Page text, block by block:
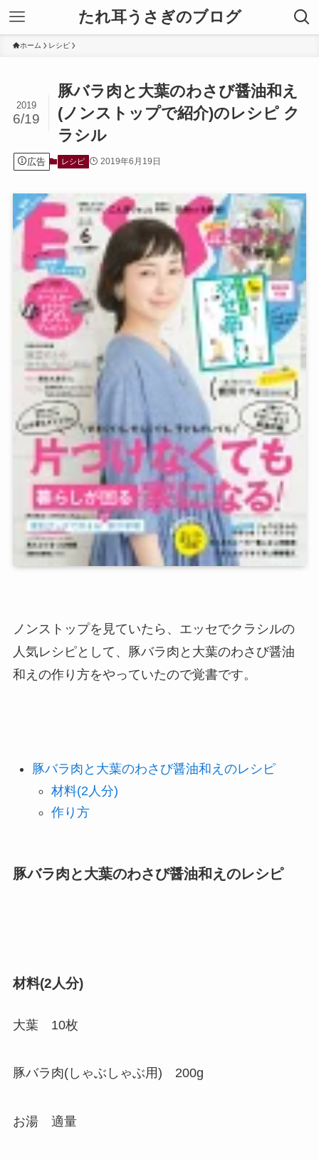
たれ耳うさぎのブログ
ホーム レシピ
豚バラ肉と大葉のわさび醤油和え
(ノンストップで紹介)のレシピ ク
ラシル
2019
6/19
広告 レシピ 2019年6月19日
ノンストップを見ていたら、エッセでクラシルの
人気レシピとして、豚バラ肉と大葉のわさび醤油
和えの作り方をやっていたので覚書です。
豚バラ肉と大葉のわさび醤油和えのレシピ
材料(2人分)
作り方
豚バラ肉と大葉のわさび醤油和えのレシピ
材料(2人分)
大葉 10枚
豚バラ肉(しゃぶしゃぶ用) 200g
お湯 適量